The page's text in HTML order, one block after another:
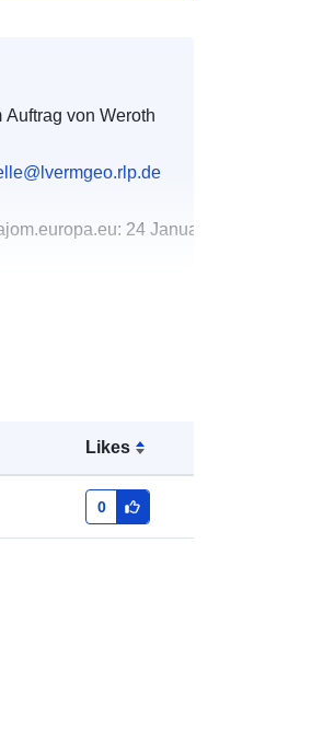
Likes
0
Auftrag von Weroth
24 January
88u/dataset/ba